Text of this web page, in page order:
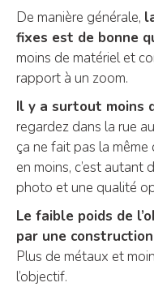
De manière générale,
fixes est de bonne
moins de matériel et
rapport à un zoom.
Il y a surtout moins
regardez dans la rue
ça ne fait pas la
en moins, c’est
photo et une qualité
Le faible poids de
par une
Plus de métaux et
l’objectif.